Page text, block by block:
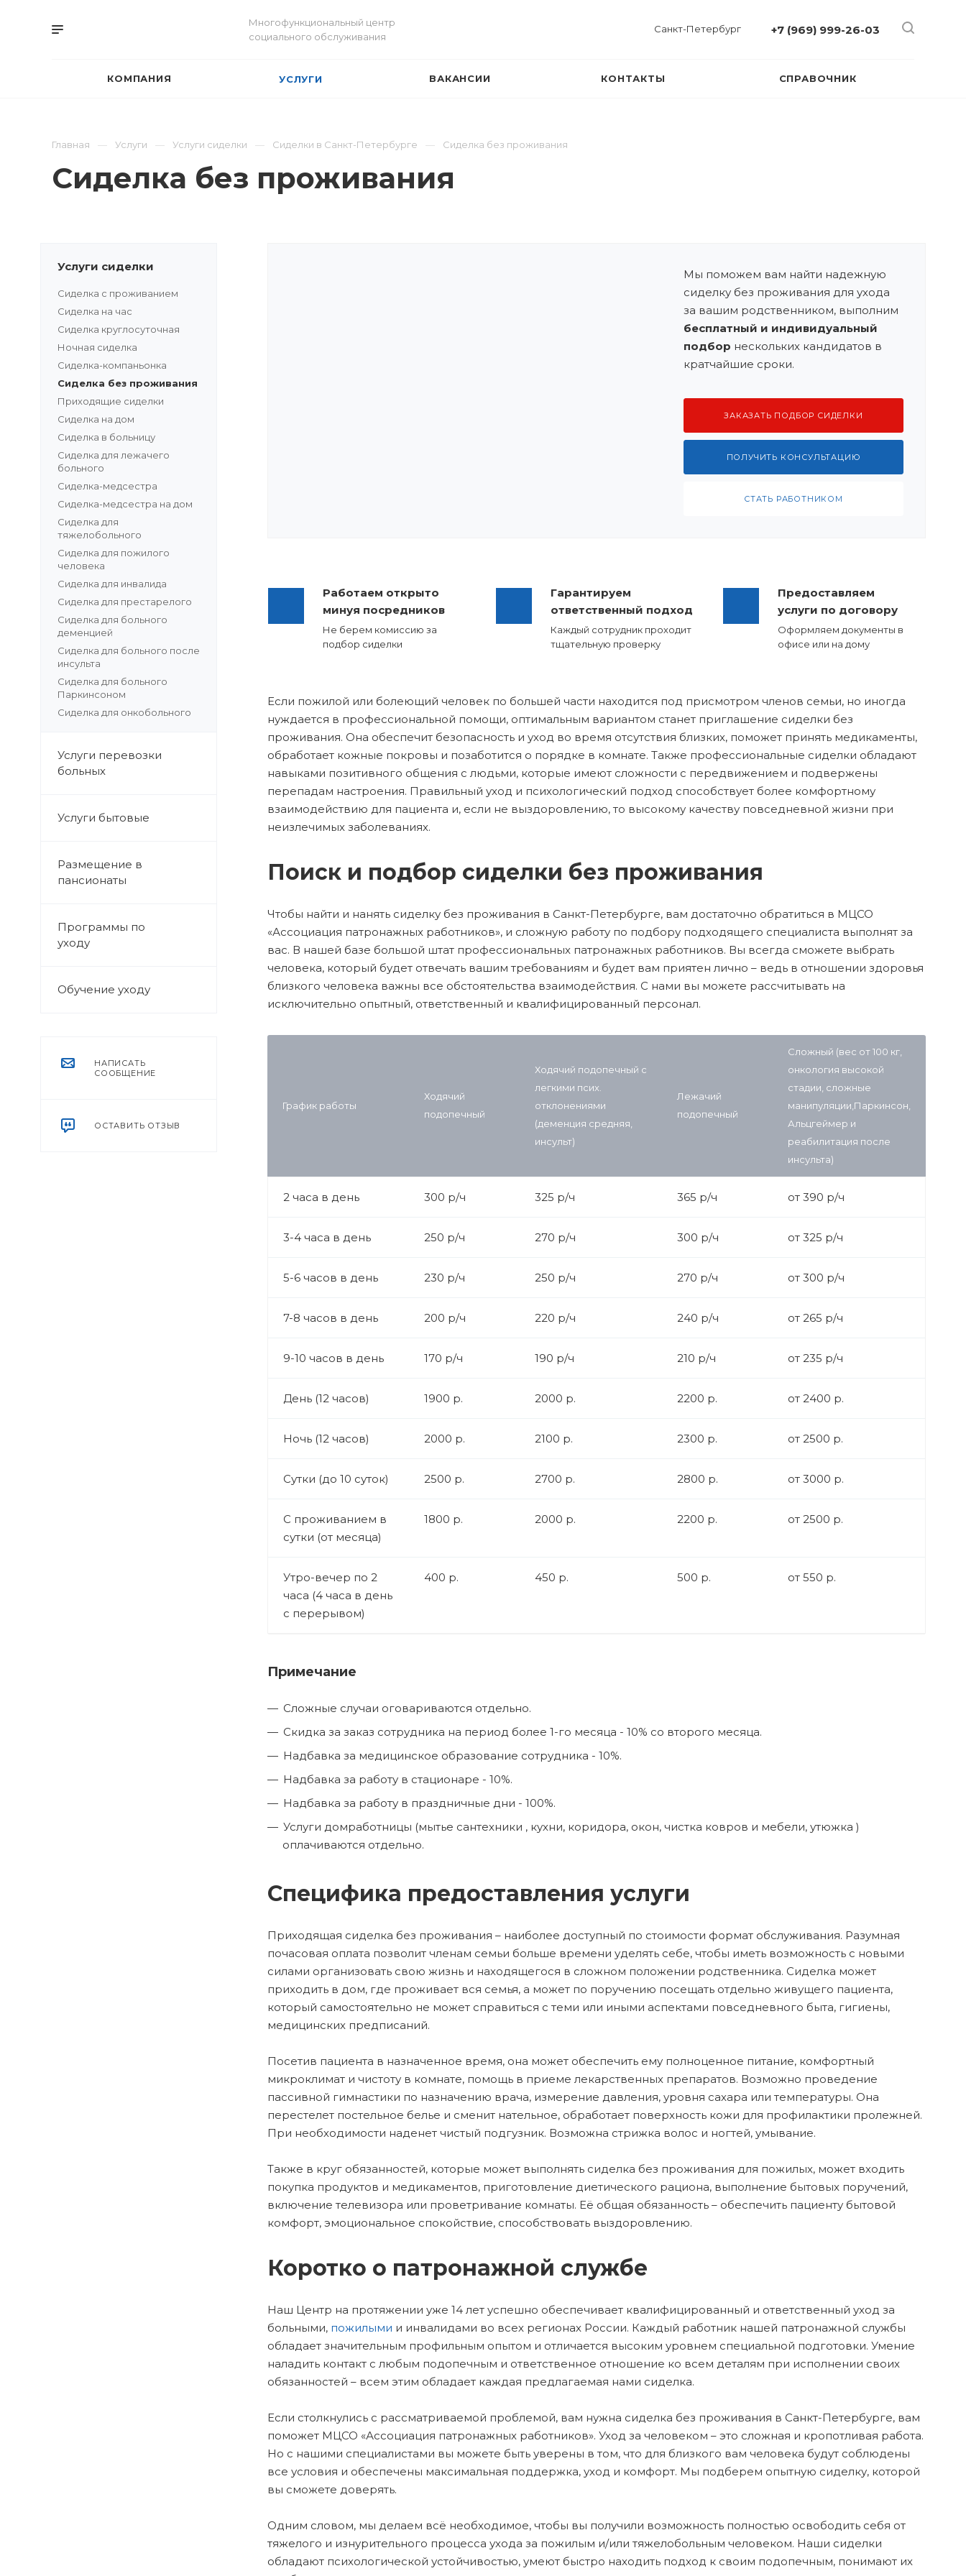
Многофункциональный центр
социального обслуживания
Санкт-Петербург +7 (969) 999-26-03
КОМПАНИЯ УСЛУГИ ВАКАНСИИ КОНТАКТЫ СПРАВОЧНИК
Главная Услуги Услуги сиделки Сиделки в Санкт-Петербурге Сиделка без проживания
Сиделка без проживания
Услуги сиделки
Сиделка с проживанием
Сиделка на час
Сиделка круглосуточная
Ночная сиделка
Сиделка-компаньонка
Сиделка без проживания
Приходящие сиделки
Сиделка на дом
Сиделка в больницу
Сиделка для лежачего
больного
Сиделка-медсестра
Сиделка-медсестра на дом
Сиделка для
тяжелобольного
Сиделка для пожилого
человека
Сиделка для инвалида
Сиделка для престарелого
Сиделка для больного
деменцией
Сиделка для больного после
инсульта
Сиделка для больного
Паркинсоном
Сиделка для онкобольного
Услуги перевозки
больных
Услуги бытовые
Размещение в
пансионаты
Программы по
уходу
Обучение уходу
НАПИСАТЬ
СООБЩЕНИЕ
ОСТАВИТЬ ОТЗЫВ
Мы поможем вам найти надежную
сиделку без проживания для ухода
за вашим родственником, выполним
бесплатный и индивидуальный
подбор нескольких кандидатов в
кратчайшие сроки.
ЗАКАЗАТЬ ПОДБОР СИДЕЛКИ
ПОЛУЧИТЬ КОНСУЛЬТАЦИЮ
СТАТЬ РАБОТНИКОМ
Работаем открыто
минуя посредников
Не берем комиссию за
подбор сиделки
Гарантируем
ответственный подход
Каждый сотрудник проходит
тщательную проверку
Предоставляем
услуги по договору
Оформляем документы в
офисе или на дому
Если пожилой или болеющий человек по большей части находится под присмотром членов семьи, но иногда
нуждается в профессиональной помощи, оптимальным вариантом станет приглашение сиделки без
проживания. Она обеспечит безопасность и уход во время отсутствия близких, поможет принять медикаменты,
обработает кожные покровы и позаботится о порядке в комнате. Также профессиональные сиделки обладают
навыками позитивного общения с людьми, которые имеют сложности с передвижением и подвержены
перепадам настроения. Правильный уход и психологический подход способствует более комфортному
взаимодействию для пациента и, если не выздоровлению, то высокому качеству повседневной жизни при
неизлечимых заболеваниях.
Поиск и подбор сиделки без проживания
Чтобы найти и нанять сиделку без проживания в Санкт-Петербурге, вам достаточно обратиться в МЦСО
«Ассоциация патронажных работников», и сложную работу по подбору подходящего специалиста выполнят за
вас. В нашей базе большой штат профессиональных патронажных работников. Вы всегда сможете выбрать
человека, который будет отвечать вашим требованиям и будет вам приятен лично – ведь в отношении здоровья
близкого человека важны все обстоятельства взаимодействия. С нами вы можете рассчитывать на
исключительно опытный, ответственный и квалифицированный персонал.
График работы
Ходячий
подопечный
Ходячий подопечный с
легкими псих.
отклонениями
(деменция средняя,
инсульт)
Лежачий
подопечный
Сложный (вес от 100 кг,
онкология высокой
стадии, сложные
манипуляции,Паркинсон,
Альцгеймер и
реабилитация после
инсульта)
2 часа в день 300 р/ч 325 р/ч 365 р/ч от 390 р/ч
3-4 часа в день 250 р/ч 270 р/ч 300 р/ч от 325 р/ч
5-6 часов в день 230 р/ч 250 р/ч 270 р/ч от 300 р/ч
7-8 часов в день 200 р/ч 220 р/ч 240 р/ч от 265 р/ч
9-10 часов в день 170 р/ч 190 р/ч 210 р/ч от 235 р/ч
День (12 часов) 1900 р. 2000 р. 2200 р. от 2400 р.
Ночь (12 часов) 2000 р. 2100 р. 2300 р. от 2500 р.
Сутки (до 10 суток) 2500 р. 2700 р. 2800 р. от 3000 р.
С проживанием в
сутки (от месяца)
1800 р. 2000 р. 2200 р. от 2500 р.
Утро-вечер по 2
часа (4 часа в день
с перерывом)
400 р. 450 р. 500 р. от 550 р.
Примечание
Сложные случаи оговариваются отдельно.
Скидка за заказ сотрудника на период более 1-го месяца - 10% со второго месяца.
Надбавка за медицинское образование сотрудника - 10%.
Надбавка за работу в стационаре - 10%.
Надбавка за работу в праздничные дни - 100%.
Услуги домработницы (мытье сантехники , кухни, коридора, окон, чистка ковров и мебели, утюжка )
оплачиваются отдельно.
Специфика предоставления услуги
Приходящая сиделка без проживания – наиболее доступный по стоимости формат обслуживания. Разумная
почасовая оплата позволит членам семьи больше времени уделять себе, чтобы иметь возможность с новыми
силами организовать свою жизнь и находящегося в сложном положении родственника. Сиделка может
приходить в дом, где проживает вся семья, а может по поручению посещать отдельно живущего пациента,
который самостоятельно не может справиться с теми или иными аспектами повседневного быта, гигиены,
медицинских предписаний.
Посетив пациента в назначенное время, она может обеспечить ему полноценное питание, комфортный
микроклимат и чистоту в комнате, помощь в приеме лекарственных препаратов. Возможно проведение
пассивной гимнастики по назначению врача, измерение давления, уровня сахара или температуры. Она
перестелет постельное белье и сменит нательное, обработает поверхность кожи для профилактики пролежней.
При необходимости наденет чистый подгузник. Возможна стрижка волос и ногтей, умывание.
Также в круг обязанностей, которые может выполнять сиделка без проживания для пожилых, может входить
покупка продуктов и медикаментов, приготовление диетического рациона, выполнение бытовых поручений,
включение телевизора или проветривание комнаты. Её общая обязанность – обеспечить пациенту бытовой
комфорт, эмоциональное спокойствие, способствовать выздоровлению.
Коротко о патронажной службе
Наш Центр на протяжении уже 14 лет успешно обеспечивает квалифицированный и ответственный уход за
больными, пожилыми и инвалидами во всех регионах России. Каждый работник нашей патронажной службы
обладает значительным профильным опытом и отличается высоким уровнем специальной подготовки. Умение
наладить контакт с любым подопечным и ответственное отношение ко всем деталям при исполнении своих
обязанностей – всем этим обладает каждая предлагаемая нами сиделка.
Если столкнулись с рассматриваемой проблемой, вам нужна сиделка без проживания в Санкт-Петербурге, вам
поможет МЦСО «Ассоциация патронажных работников». Уход за человеком – это сложная и кропотливая работа.
Но с нашими специалистами вы можете быть уверены в том, что для близкого вам человека будут соблюдены
все условия и обеспечены максимальная поддержка, уход и комфорт. Мы подберем опытную сиделку, которой
вы сможете доверять.
Одним словом, мы делаем всё необходимое, чтобы вы получили возможность полностью освободить себя от
тяжелого и изнурительного процесса ухода за пожилым и/или тяжелобольным человеком. Наши сиделки
обладают психологической устойчивостью, умеют быстро находить подход к своим подопечным, понимают их